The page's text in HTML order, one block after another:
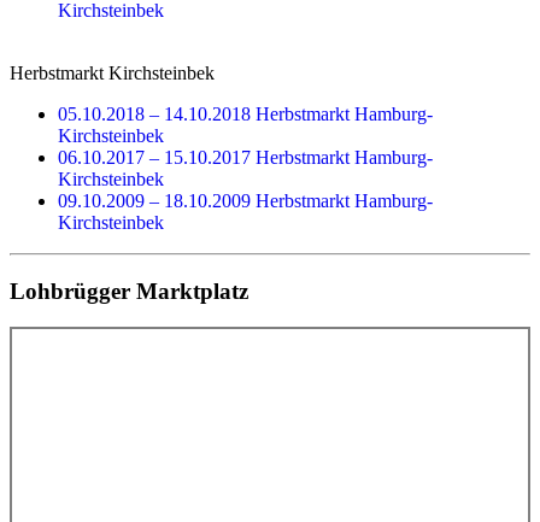
Kirchsteinbek
Herbstmarkt Kirchsteinbek
05.10.2018 – 14.10.2018 Herbstmarkt Hamburg-
Kirchsteinbek
06.10.2017 – 15.10.2017 Herbstmarkt Hamburg-
Kirchsteinbek
09.10.2009 – 18.10.2009 Herbstmarkt Hamburg-
Kirchsteinbek
Lohbrügger Marktplatz